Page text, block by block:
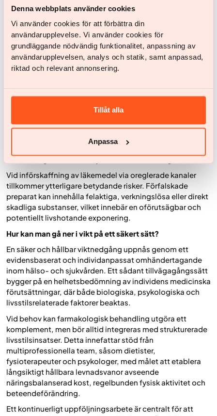
Denna webbplats använder cookies
Vi använder cookies för att förbättra din
användarupplevelse. Vi använder cookies för
grundläggande nödvändig funktionalitet, anpassning av
användarupplevelsen, analys och statik, samt anpassad,
riktad och relevant annonsering.
Tillåt alla
Anpassa
behandlingen kan anpassas och övervakas utifrån
Vilka är de potentiella riskerna?
Användning av viktminskningsläkemedel utan medicinsk
vägledning är förenad med en rad potentiella risker, som
sträcker sig från vanliga till allvarliga komplikationer.
gastrointestinala besvär såsom illamående, kräkningar,
tillstånd, inklusive gallstenssjukdom, hypoglykemi (lågt
blodsocker) samt pankreatit (inflammation i
bukspottkörteln), vilka kräver omedelbar medicinsk
bedömning och ofta avbrytande av behandlingen.
Vid införskaffning av läkemedel via oreglerade kanaler
tillkommer ytterligare betydande risker. Förfalskade
preparat kan innehålla felaktiga, verkningslösa eller direkt
skadliga substanser, vilket innebär en oförutsägbar och
potentiellt livshotande exponering.
Hur kan man gå ner i vikt på ett säkert sätt?
En säker och hållbar viktnedgång uppnås genom ett
evidensbaserat och individanpassat omhändertagande
inom hälso- och sjukvården. Ett sådant tillvägagångssätt
bygger på en helhetsbedömning av individens medicinska
förutsättningar, där både biologiska, psykologiska och
livsstilsrelaterade faktorer beaktas.
Vid behov kan farmakologisk behandling utgöra ett
komplement, men bör alltid integreras med strukturerade
livsstilsinsatser. Detta innefattar stöd från
multiprofessionella team, såsom dietister,
fysioterapeuter och psykologer, med målet att etablera
långsiktigt hållbara levnadsvanor avseende
näringsbalanserad kost, regelbunden fysisk aktivitet och
beteendeförändring.
Ett kontinuerligt uppföljningsarbete är centralt för att